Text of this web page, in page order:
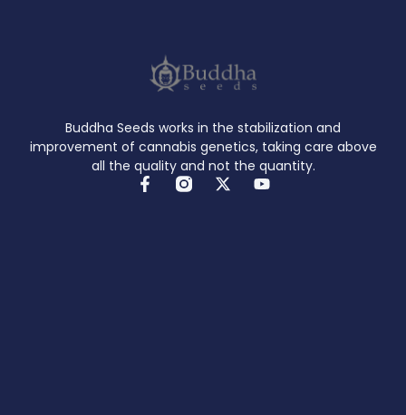
Buddha Seeds works in the stabilization and
improvement of cannabis genetics, taking care above
all the quality and not the quantity.